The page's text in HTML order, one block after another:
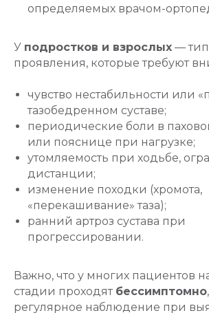
определяемых врачом-
У подростков и взрослых —
проявления, которые требуют
чувство нестабильности или
тазобедренном суставе;
периодические боли в
или пояснице при нагрузке;
утомляемость при ходьбе,
дистанции;
изменение походки (хромота,
«перекашивание» таза);
ранний артроз сустава при
прогрессировании.
Важно, что у многих пациентов
стадии проходят бессимптомно
регулярное наблюдение при